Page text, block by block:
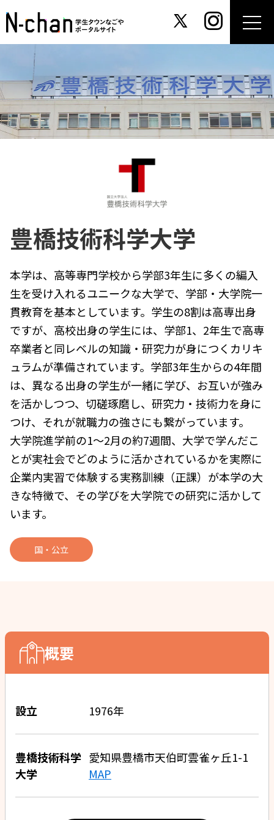
豊橋技術科学大学
本学は、高等専門学校から学部3年生に多くの編入
生を受け入れるユニークな大学で、学部・大学院一
貫教育を基本としています。学生の8割は高専出身
ですが、高校出身の学生には、学部1、2年生で高専
卒業者と同レベルの知識・研究力が身につくカリキ
ュラムが準備されています。学部3年生からの4年間
は、異なる出身の学生が一緒に学び、お互いが強み
を活かしつつ、切磋琢磨し、研究力・技術力を身に
つけ、それが就職力の強さにも繋がっています。
大学院進学前の1～2月の約7週間、大学で学んだこ
とが実社会でどのように活かされているかを実際に
企業内実習で体験する実務訓練（正課）が本学の大
きな特徴で、その学びを大学院での研究に活かして
います。
国・公立
概要
設立 1976年
豊橋技術科学
大学
愛知県豊橋市天伯町雲雀ヶ丘1-1
MAP